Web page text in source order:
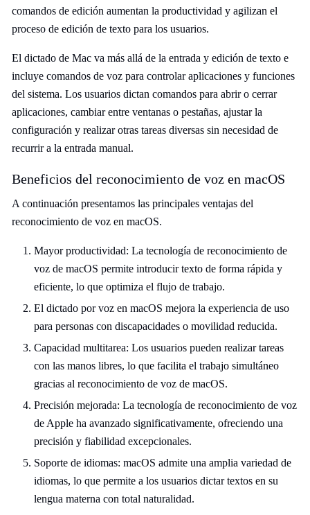
comandos de edición aumentan la productividad y agilizan el
proceso de edición de texto para los usuarios.
El dictado de Mac va más allá de la entrada y edición de texto e
incluye comandos de voz para controlar aplicaciones y funciones
del sistema. Los usuarios dictan comandos para abrir o cerrar
aplicaciones, cambiar entre ventanas o pestañas, ajustar la
configuración y realizar otras tareas diversas sin necesidad de
recurrir a la entrada manual.
Beneficios del reconocimiento de voz en macOS
A continuación presentamos las principales ventajas del
reconocimiento de voz en macOS.
Mayor productividad: La tecnología de reconocimiento de
voz de macOS permite introducir texto de forma rápida y
eficiente, lo que optimiza el flujo de trabajo.
El dictado por voz en macOS mejora la experiencia de uso
para personas con discapacidades o movilidad reducida.
Capacidad multitarea: Los usuarios pueden realizar tareas
con las manos libres, lo que facilita el trabajo simultáneo
gracias al reconocimiento de voz de macOS.
Precisión mejorada: La tecnología de reconocimiento de voz
de Apple ha avanzado significativamente, ofreciendo una
precisión y fiabilidad excepcionales.
Soporte de idiomas: macOS admite una amplia variedad de
idiomas, lo que permite a los usuarios dictar textos en su
lengua materna con total naturalidad.